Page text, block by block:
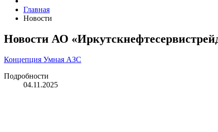
Главная
Новости
Новости АО
Концепция Умная АЗС
Подробности
04.11.2025